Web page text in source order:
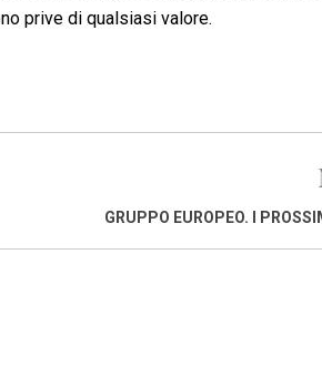
prive di qualsiasi valore.
GRUPPO EUROPEO. I